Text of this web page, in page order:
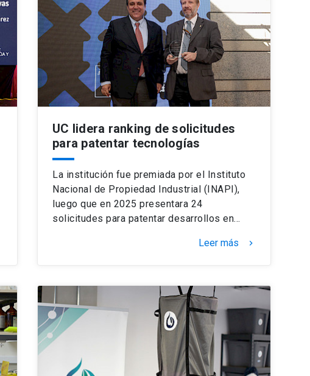
UC lidera ranking de solicitudes
para patentar tecnologías
La institución fue premiada por el Instituto
Nacional de Propiedad Industrial (INAPI),
luego que en 2025 presentara 24
solicitudes para patentar desarrollos en…
Leer más keyboard_arrow_right